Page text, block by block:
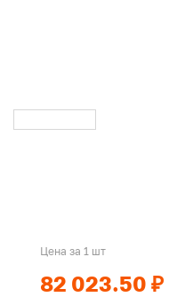
Цена за 1 шт
82 023.50 ₽